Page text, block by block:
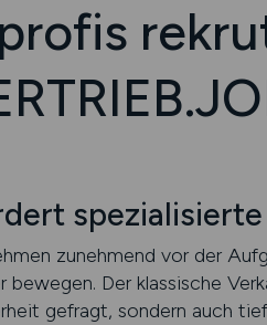
zunehmend vor der
Der klassische
gefragt, sondern auch